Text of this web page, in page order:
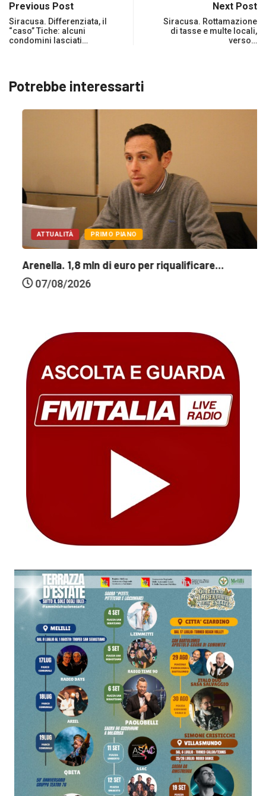
Previous Post
Siracusa. Differenziata, il
“caso” Tiche: alcuni
condomini lasciati…
Next Post
Siracusa. Rottamazione
di tasse e multe locali,
verso…
Potrebbe interessarti
ATTUALITÀ PRIMO PIANO
Arenella. 1,8 mln di euro per riqualificare...
07/08/2026